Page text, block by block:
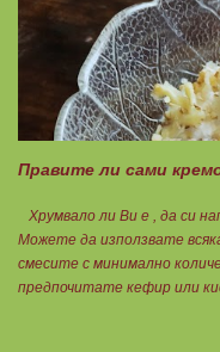
замените със скир. 2БП
зачервяване. Още топъл се
Нарязва се на 6 равни
закуска с чаша мляко ...
Правите ли сами
Хрумвало ли Ви е , да си
Можете да използвате
смесите с минимално
предпочитате кефир или